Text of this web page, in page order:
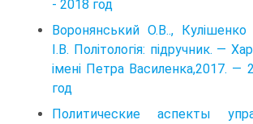
- 2018 год
Воронянський О.В.., Кулішенко
І.В. Політологія: підручник. —
імені Петра Василенка,2017. —
год
Политические аспекты